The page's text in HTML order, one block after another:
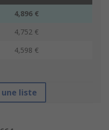
4,896 €
4,752 €
4,598 €
liste